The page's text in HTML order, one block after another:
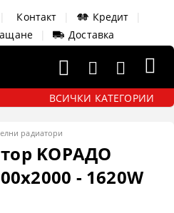
Контакт Кредит
Доставка
ВСИЧКИ КАТЕГОРИИ
радиатори
KОРАДО
- 1620W